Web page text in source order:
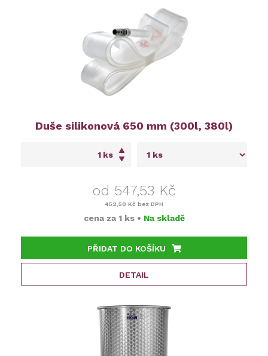
Duše silikonová 650 mm (300l, 380l)
ks
od 547,53 Kč
452,50 Kč bez DPH
cena za 1 ks • Na skladě
PŘIDAT DO KOŠÍKU
DETAIL